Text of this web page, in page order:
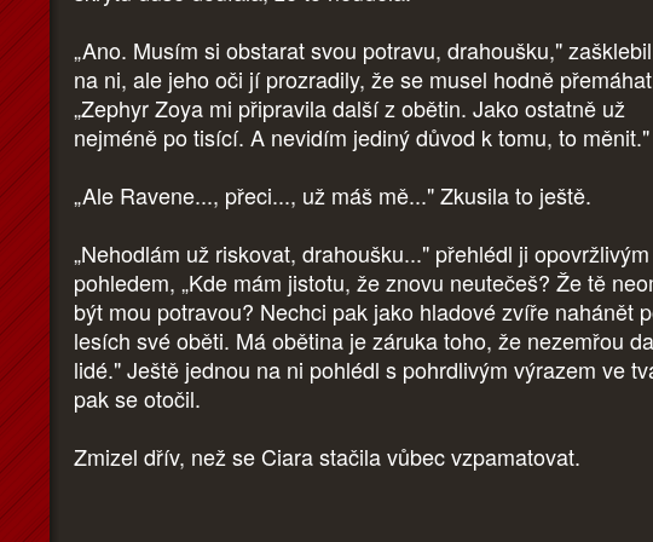
„Ano. Musím si obstarat svou potravu, drahoušku,"
na ni, ale jeho oči jí prozradily, že se musel hodně
„Zephyr Zoya mi připravila další z obětin. Jako ostatně už
nejméně po tisící. A nevidím jediný důvod k tomu, to měnit."
„Ale Ravene..., přeci..., už máš mě..." Zkusila to ještě.
„Nehodlám už riskovat, drahoušku..." přehlédl ji opovržlivým
pohledem, „Kde mám jistotu, že znovu neutečeš? Že tě
být mou potravou? Nechci pak jako hladové zvíře nahánět
lesích své oběti. Má obětina je záruka toho, že nezemřou
lidé." Ještě jednou na ni pohlédl s pohrdlivým výrazem ve
pak se otočil.
Zmizel dřív, než se Ciara stačila vůbec vzpamatovat.